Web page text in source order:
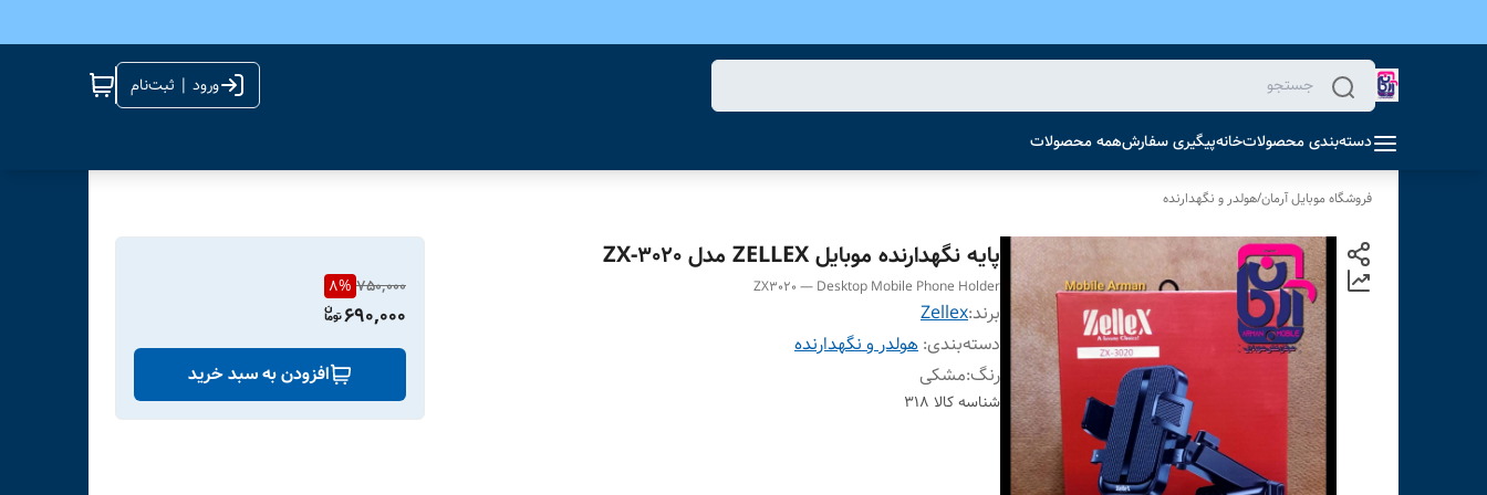
ورود | ثبت‌نام
دسته‌بندی محصولاتخانهپیگیری سفارشهمه محصولات
فروشگاه موبایل آرمان/هولدر و نگهدارنده
پایه نگهدارنده موبایل ZELLEX مدل ZX-3020
ZX3020 — Desktop Mobile Phone Holder
برند:Zellex
دسته‌بندی: هولدر و نگهدارنده
رنگ:مشکی
شناسه کالا 318
750,000
8%
690,000
افزودن به سبد خرید